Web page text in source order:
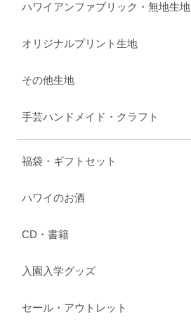
ハワイアンファブリック・無地生地
オリジナルプリント生地
その他生地
手芸ハンドメイド・クラフト
福袋・ギフトセット
ハワイのお酒
CD・書籍
入園入学グッズ
セール・アウトレット